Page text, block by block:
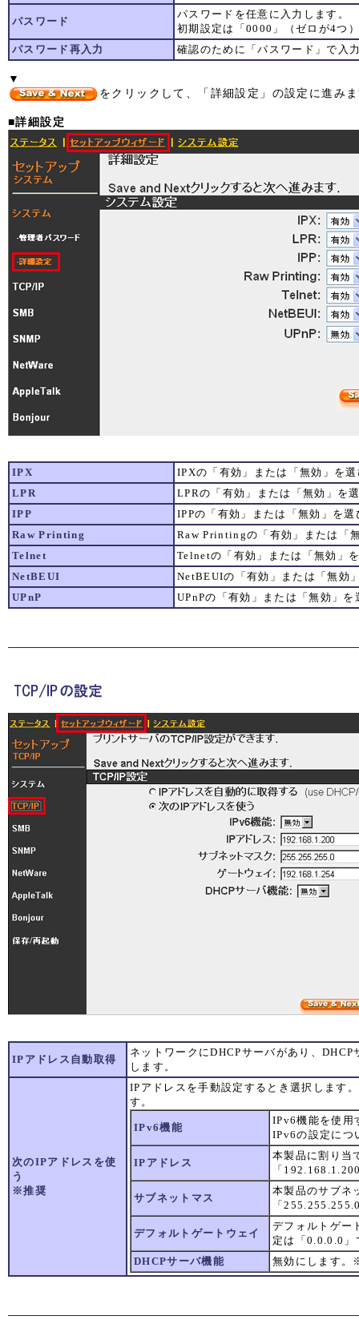
パスワード
パスワードを任意に入力します。
初期設定は「0000」（ゼロが4つ
パスワード再入力
確認のために「パスワード」で入
▼
をクリックして、「詳細設定」の設定に進み
■詳細設定
IPX
IPXの「有効」または「無効」を
LPR
LPRの「有効」または「無効」を
IPP
IPPの「有効」または「無効」を選
Raw Printing
Raw Printingの「有効」または「
Telnet
Telnetの「有効」または「無効」
NetBEUI
NetBEUIの「有効」または「無効
UPnP
UPnPの「有効」または「無効」を
IPアドレス自動取得
ネットワークにDHCPサーバがあり、
します。
次のIPアドレスを使
う
※推奨
IPアドレスを手動設定するとき選択します
す。
IPv6機能
IPv6機能を使用
IPv6の設定につ
IPアドレス
本製品に割り当
「
サブネットマス
本製品のサブネ
「
デフォルトゲートウェイ
デフォルトゲー
定は「0.0.0.0」
DHCPサーバ機能
無効にします。